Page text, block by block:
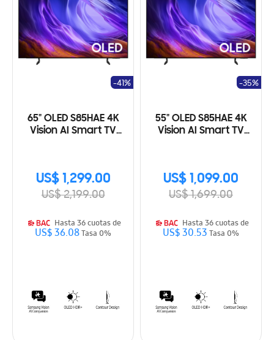
65" OLED S85HAE 4K
Vision AI Smart TV
US$ 1,299.00
US$ 2,199.00
-41%
Hasta 36 cuotas de
US$ 36.08Tasa 0%
55" OLED S85HAE 4K
Vision AI Smart TV
US$ 1,099.00
US$ 1,699.00
-35%
Hasta 36 cuotas de
US$ 30.53Tasa 0%